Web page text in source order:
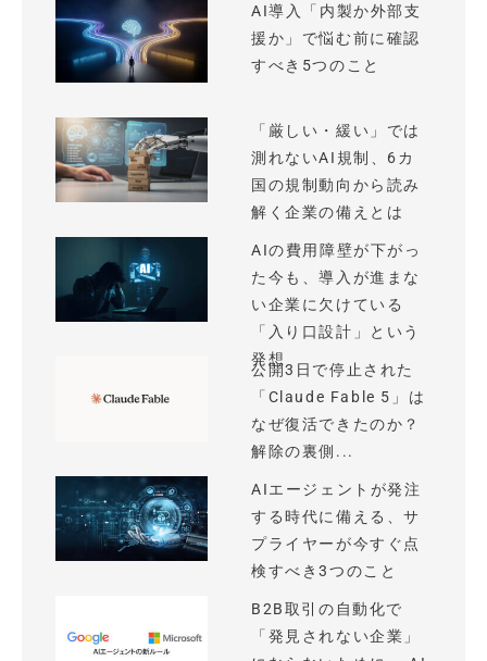
AI導入「内製か外部支
援か」で悩む前に確認
すべき5つのこと
「厳しい・緩い」では
測れないAI規制、6カ
国の規制動向から読み
解く企業の備えとは
AIの費用障壁が下がっ
た今も、導入が進まな
い企業に欠けている
「入り口設計」という
発想
公開3日で停止された
「Claude Fable 5」は
なぜ復活できたのか？
解除の裏側...
AIエージェントが発注
する時代に備える、サ
プライヤーが今すぐ点
検すべき3つのこと
B2B取引の自動化で
「発見されない企業」